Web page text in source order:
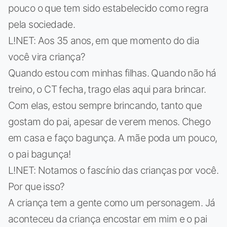
pouco o que tem sido estabelecido como regra
pela sociedade.
L!NET: Aos 35 anos, em que momento do dia
você vira criança?
Quando estou com minhas filhas. Quando não há
treino, o CT fecha, trago elas aqui para brincar.
Com elas, estou sempre brincando, tanto que
gostam do pai, apesar de verem menos. Chego
em casa e faço bagunça. A mãe poda um pouco,
o pai bagunça!
L!NET: Notamos o fascínio das crianças por você.
Por que isso?
A criança tem a gente como um personagem. Já
aconteceu da criança encostar em mim e o pai